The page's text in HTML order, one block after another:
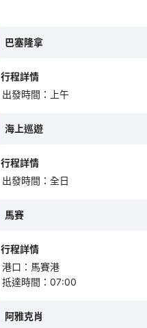
巴塞隆拿
行程詳情
出發時間 ： 上午
海上巡遊
行程詳情
出發時間 ： 全日
馬賽
行程詳情
港口 ： 馬賽港
抵達時間 ： 07:00
阿雅克肖